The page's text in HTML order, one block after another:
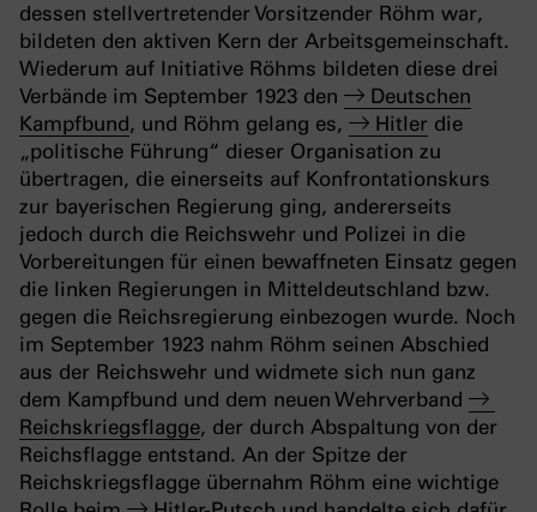
dessen stellvertretender Vorsitzender Röhm war,
bildeten den aktiven Kern der Arbeitsgemeinschaft.
Wiederum auf Initiative Röhms bildeten diese drei
Verbände im September 1923 den
Deutschen
Kampfbund, und Röhm gelang es, Hitler die
„politische Führung“ dieser Organisation zu
übertragen, die einerseits auf Konfrontationskurs
zur bayerischen Regierung ging, andererseits
jedoch durch die Reichswehr und Polizei in die
Vorbereitungen für einen bewaffneten Einsatz gegen
die linken Regierungen in Mitteldeutschland bzw.
gegen die Reichsregierung einbezogen wurde. Noch
im September 1923 nahm Röhm seinen Abschied
aus der Reichswehr und widmete sich nun ganz
dem Kampfbund und dem neuen Wehrverband
Reichskriegsflagge, der durch Abspaltung von der
Reichsflagge entstand. An der Spitze der
Reichskriegsflagge übernahm Röhm eine wichtige